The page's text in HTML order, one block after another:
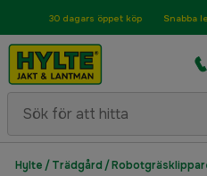
30 dagars öppet köp Snabba
Hylte /Trädgård /